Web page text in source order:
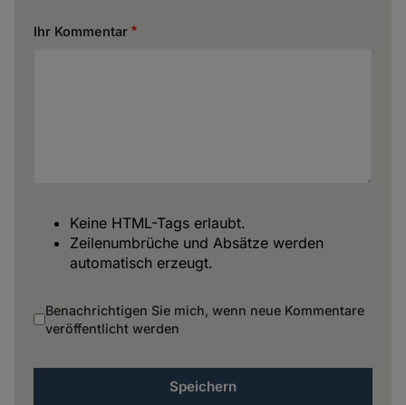
Ihr Kommentar
Keine HTML-Tags erlaubt.
Zeilenumbrüche und Absätze werden
automatisch erzeugt.
Benachrichtigen Sie mich, wenn neue Kommentare
veröffentlicht werden